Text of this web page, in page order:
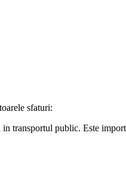
sfaturi:
transportul public. Este